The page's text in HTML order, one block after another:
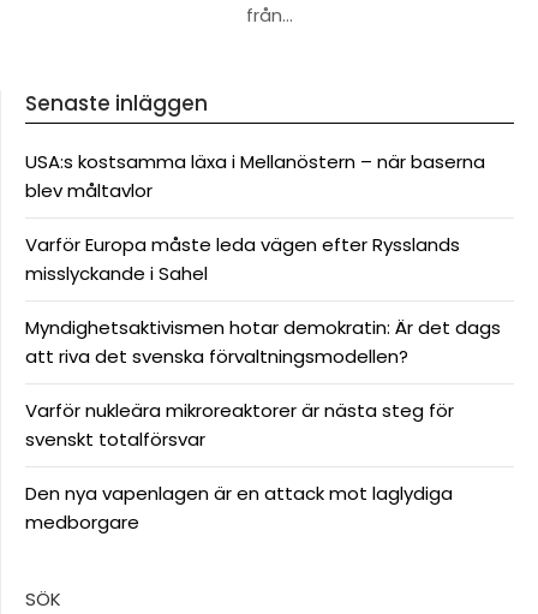
från…
Senaste inläggen
USA:s kostsamma läxa i Mellanöstern – när baserna
blev måltavlor
Varför Europa måste leda vägen efter Rysslands
misslyckande i Sahel
Myndighetsaktivismen hotar demokratin: Är det dags
att riva det svenska förvaltningsmodellen?
Varför nukleära mikroreaktorer är nästa steg för
svenskt totalförsvar
Den nya vapenlagen är en attack mot laglydiga
medborgare
SÖK